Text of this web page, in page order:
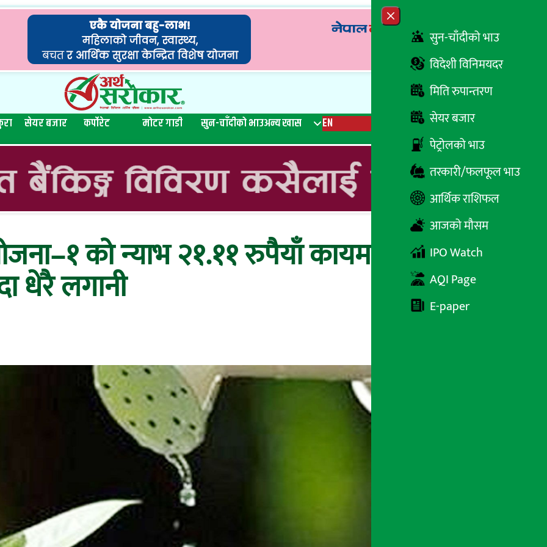
Close menu
सुन-चाँदीको भाउ
विदेशी विनिमयदर
मिति रुपान्तरण
सेयर बजार
पेट्रोलको भाउ
तरकारी/फलफूल भाउ
आर्थिक राशिफल
आजको मौसम
IPO Watch
AQI Page
E-paper
सेयर बजार कर्पोरेट मोटर गाडी सुन-चाँदीको भाउअन्य खास EN रेडियो
को न्याभ २१.११ रुपैयाँ कायम, नेपाल
धेरै लगानी